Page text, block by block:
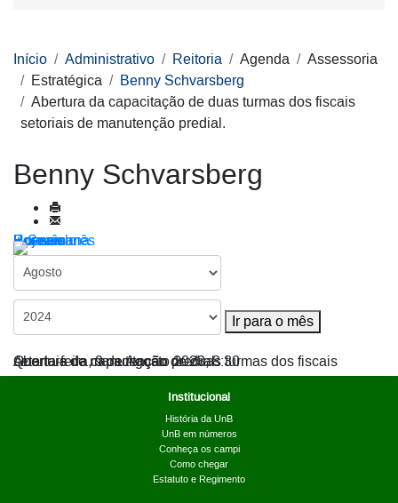
Início Administrativo Reitoria Agenda
Assessoria
Estratégica
Benny Schvarsberg
Abertura da capacitação de duas turmas dos fiscais
setoriais de manutenção predial.
Benny Schvarsberg
Por ano
Por mês
Por semana
Hoje
Ir para o mês
Ir para o mês
Abertura da capacitação de duas turmas dos fiscais setoriais de manutenção predial.
Quarta-feira, 9 de Agosto 2023, 8:30
Institucional
História da UnB
UnB em números
Conheça os campi
Como chegar
Estatuto e Regimento